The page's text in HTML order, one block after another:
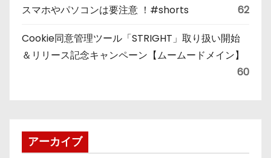
スマホやパソコンは要注意 ！#shorts 62
Cookie同意管理ツール「STRIGHT」取り扱い開始
＆リリース記念キャンペーン【ムームードメイン】
60
アーカイブ